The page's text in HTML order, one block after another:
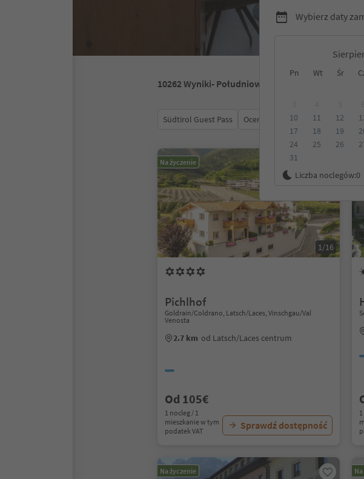
Wybierz daty
Pn Wt Śr
10
11 12
17
18 19
24
25 26
31
Liczba noclegów:0
10262Wyniki- Południowy Tyrol
Südtirol Guest Pass Ocena Kategoria
Na życzenie
1/16
Pichlhof
Goldrain/Coldrano, Latsch/Laces, Vinschgau/Val
Venosta
2.7 km od Latsch/Laces centrum
Od 105€
1 nocleg / 1
mieszkanie w tym
podatek VAT
Sprawdź dostępność
Na życzenie